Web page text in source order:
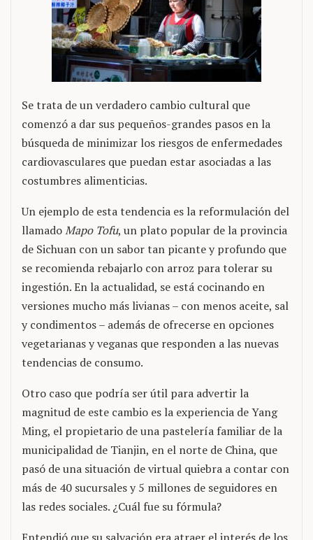
Se trata de un verdadero cambio cultural que
comenzó a dar sus pequeños-grandes pasos en la
búsqueda de minimizar los riesgos de enfermedades
cardiovasculares que puedan estar asociadas a las
costumbres alimenticias.
Un ejemplo de esta tendencia es la reformulación del
llamadoMapo Tofu, un plato popular de la provincia
de Sichuan con un sabor tan picante y profundo que
se recomienda rebajarlo con arroz para tolerar su
ingestión. En la actualidad, se está cocinando en
versiones mucho más livianas – con menos aceite, sal
y condimentos – además de ofrecerse en opciones
vegetarianas y veganas que responden a las nuevas
tendencias de consumo.
Otro caso que podría ser útil para advertir la
magnitud de este cambio es la experiencia de Yang
Ming, el propietario de una pastelería familiar de la
municipalidad de Tianjin, en el norte de China, que
pasó de una situación de virtual quiebra a contar con
más de 40 sucursales y 5 millones de seguidores en
las redes sociales. ¿Cuál fue su fórmula?